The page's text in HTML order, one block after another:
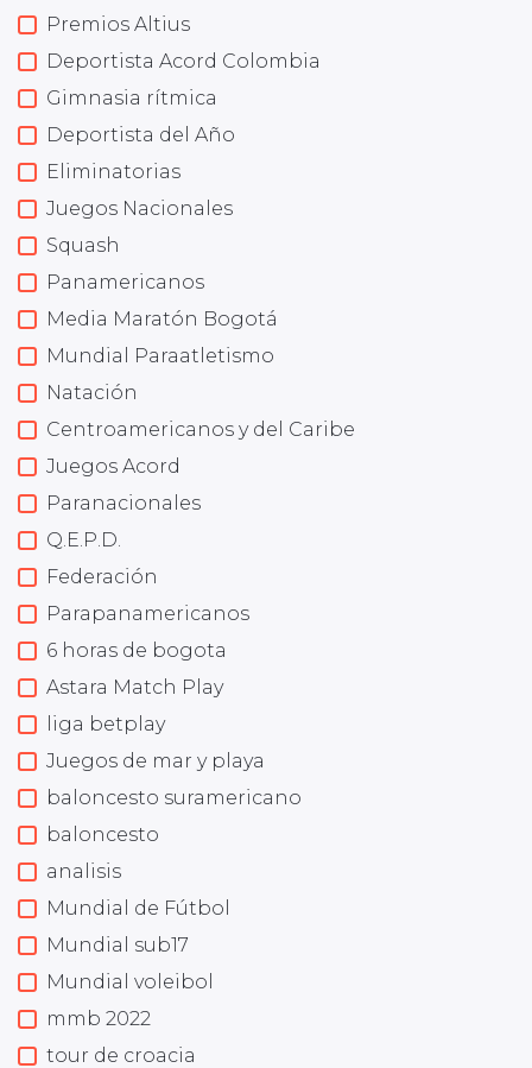
Premios Altius
Deportista Acord Colombia
Gimnasia rítmica
Deportista del Año
Eliminatorias
Juegos Nacionales
Squash
Panamericanos
Media Maratón Bogotá
Mundial Paraatletismo
Natación
Centroamericanos y del Caribe
Juegos Acord
Paranacionales
Q.E.P.D.
Federación
Parapanamericanos
6 horas de bogota
Astara Match Play
liga betplay
Juegos de mar y playa
baloncesto suramericano
baloncesto
analisis
Mundial de Fútbol
Mundial sub17
Mundial voleibol
mmb 2022
tour de croacia